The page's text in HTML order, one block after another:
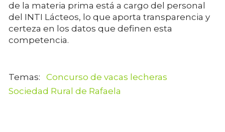
de la materia prima está a cargo del personal
del INTI Lácteos, lo que aporta transparencia y
certeza en los datos que definen esta
competencia.
Concurso de vacas lecheras
Sociedad Rural de Rafaela